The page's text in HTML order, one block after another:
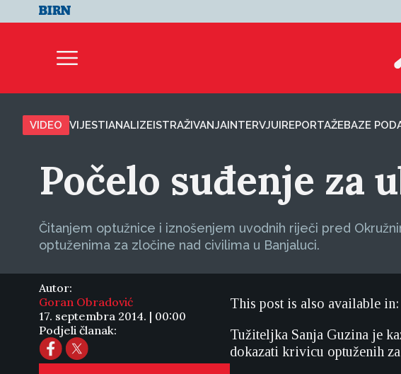
VIDEO VIJESTIANALIZEISTRAŽIVANJAINTERVJUIREPORTAŽEBAZE
Počelo suđenje za
Čitanjem optužnice i iznošenjem uvodnih riječi pred
optuženima za zločine nad civilima u Banjaluci.
Autor:
Goran Obradović
17. septembra 2014. | 00:00
Podjeli članak:
This post is also available in:
Tužiteljka Sanja Guzina je
dokazati krivicu optuženih